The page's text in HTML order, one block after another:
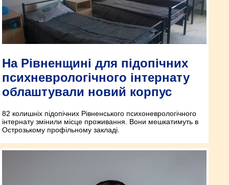
На Рівненщині для підопічних
психневрологічного інтернату
облаштували новий корпус
82 колишніх підопічних Рівненського психоневрологічного
інтернату змінили місце проживання. Вони мешкатимуть в
Острозькому профільному закладі.